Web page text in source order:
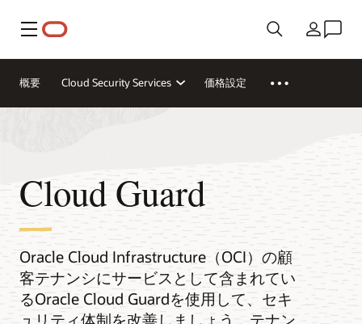
メニュー 国/地域
概要 Cloud Security Services 価格設定
Cloud Guard
Oracle Cloud Infrastructure（OCI）の顧
客テナンシにサービスとして含まれてい
るOracle Cloud Guardを使用して、セキ
ュリティ体制を改善しましょう。テナン